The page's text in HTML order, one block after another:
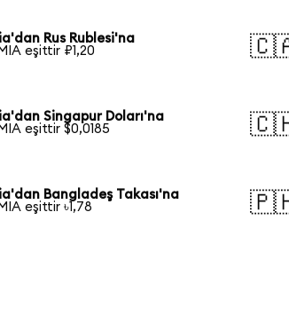
Rus Rublesi'na
eşittir ₽1,20
Singapur Doları'na
eşittir $0,0185
Bangladeş Takası'na
eşittir ৳1,78